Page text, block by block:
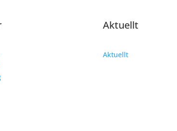
Aktuellt
Aktuellt